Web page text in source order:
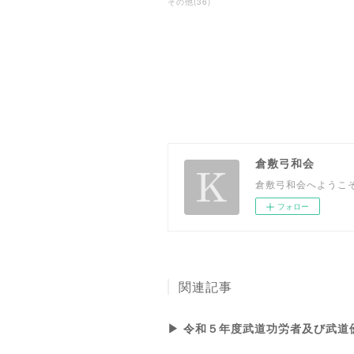
倉敷弓和会
倉敷弓和会へようこ
フォロー
関連記事
▶︎ 令和５年度武道功労者及び武道